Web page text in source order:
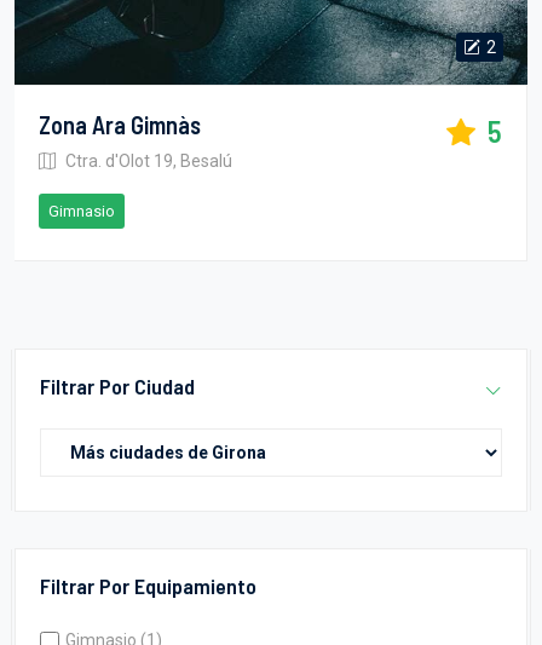
Filtrar Por Ciudad
Filtrar Por Equipamiento
Gimnasio (1)
2
Zona Ara Gimnàs
Ctra. d'Olot 19, Besalú
5
Gimnasio